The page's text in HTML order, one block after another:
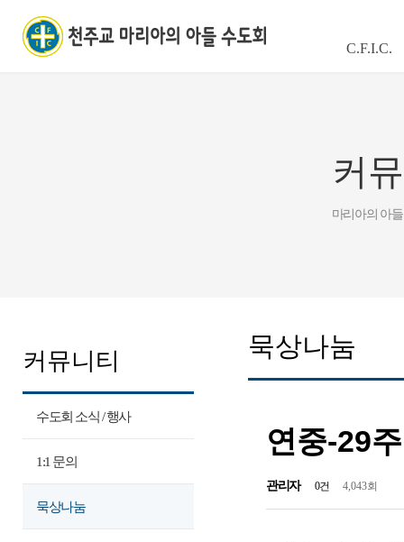
C.F.I.C.
커
마리아의 아
커뮤니티
수도회 소식 / 행사
1:1 문의
묵상나눔
묵상나눔
연중-29
관리자 0건 4,043회